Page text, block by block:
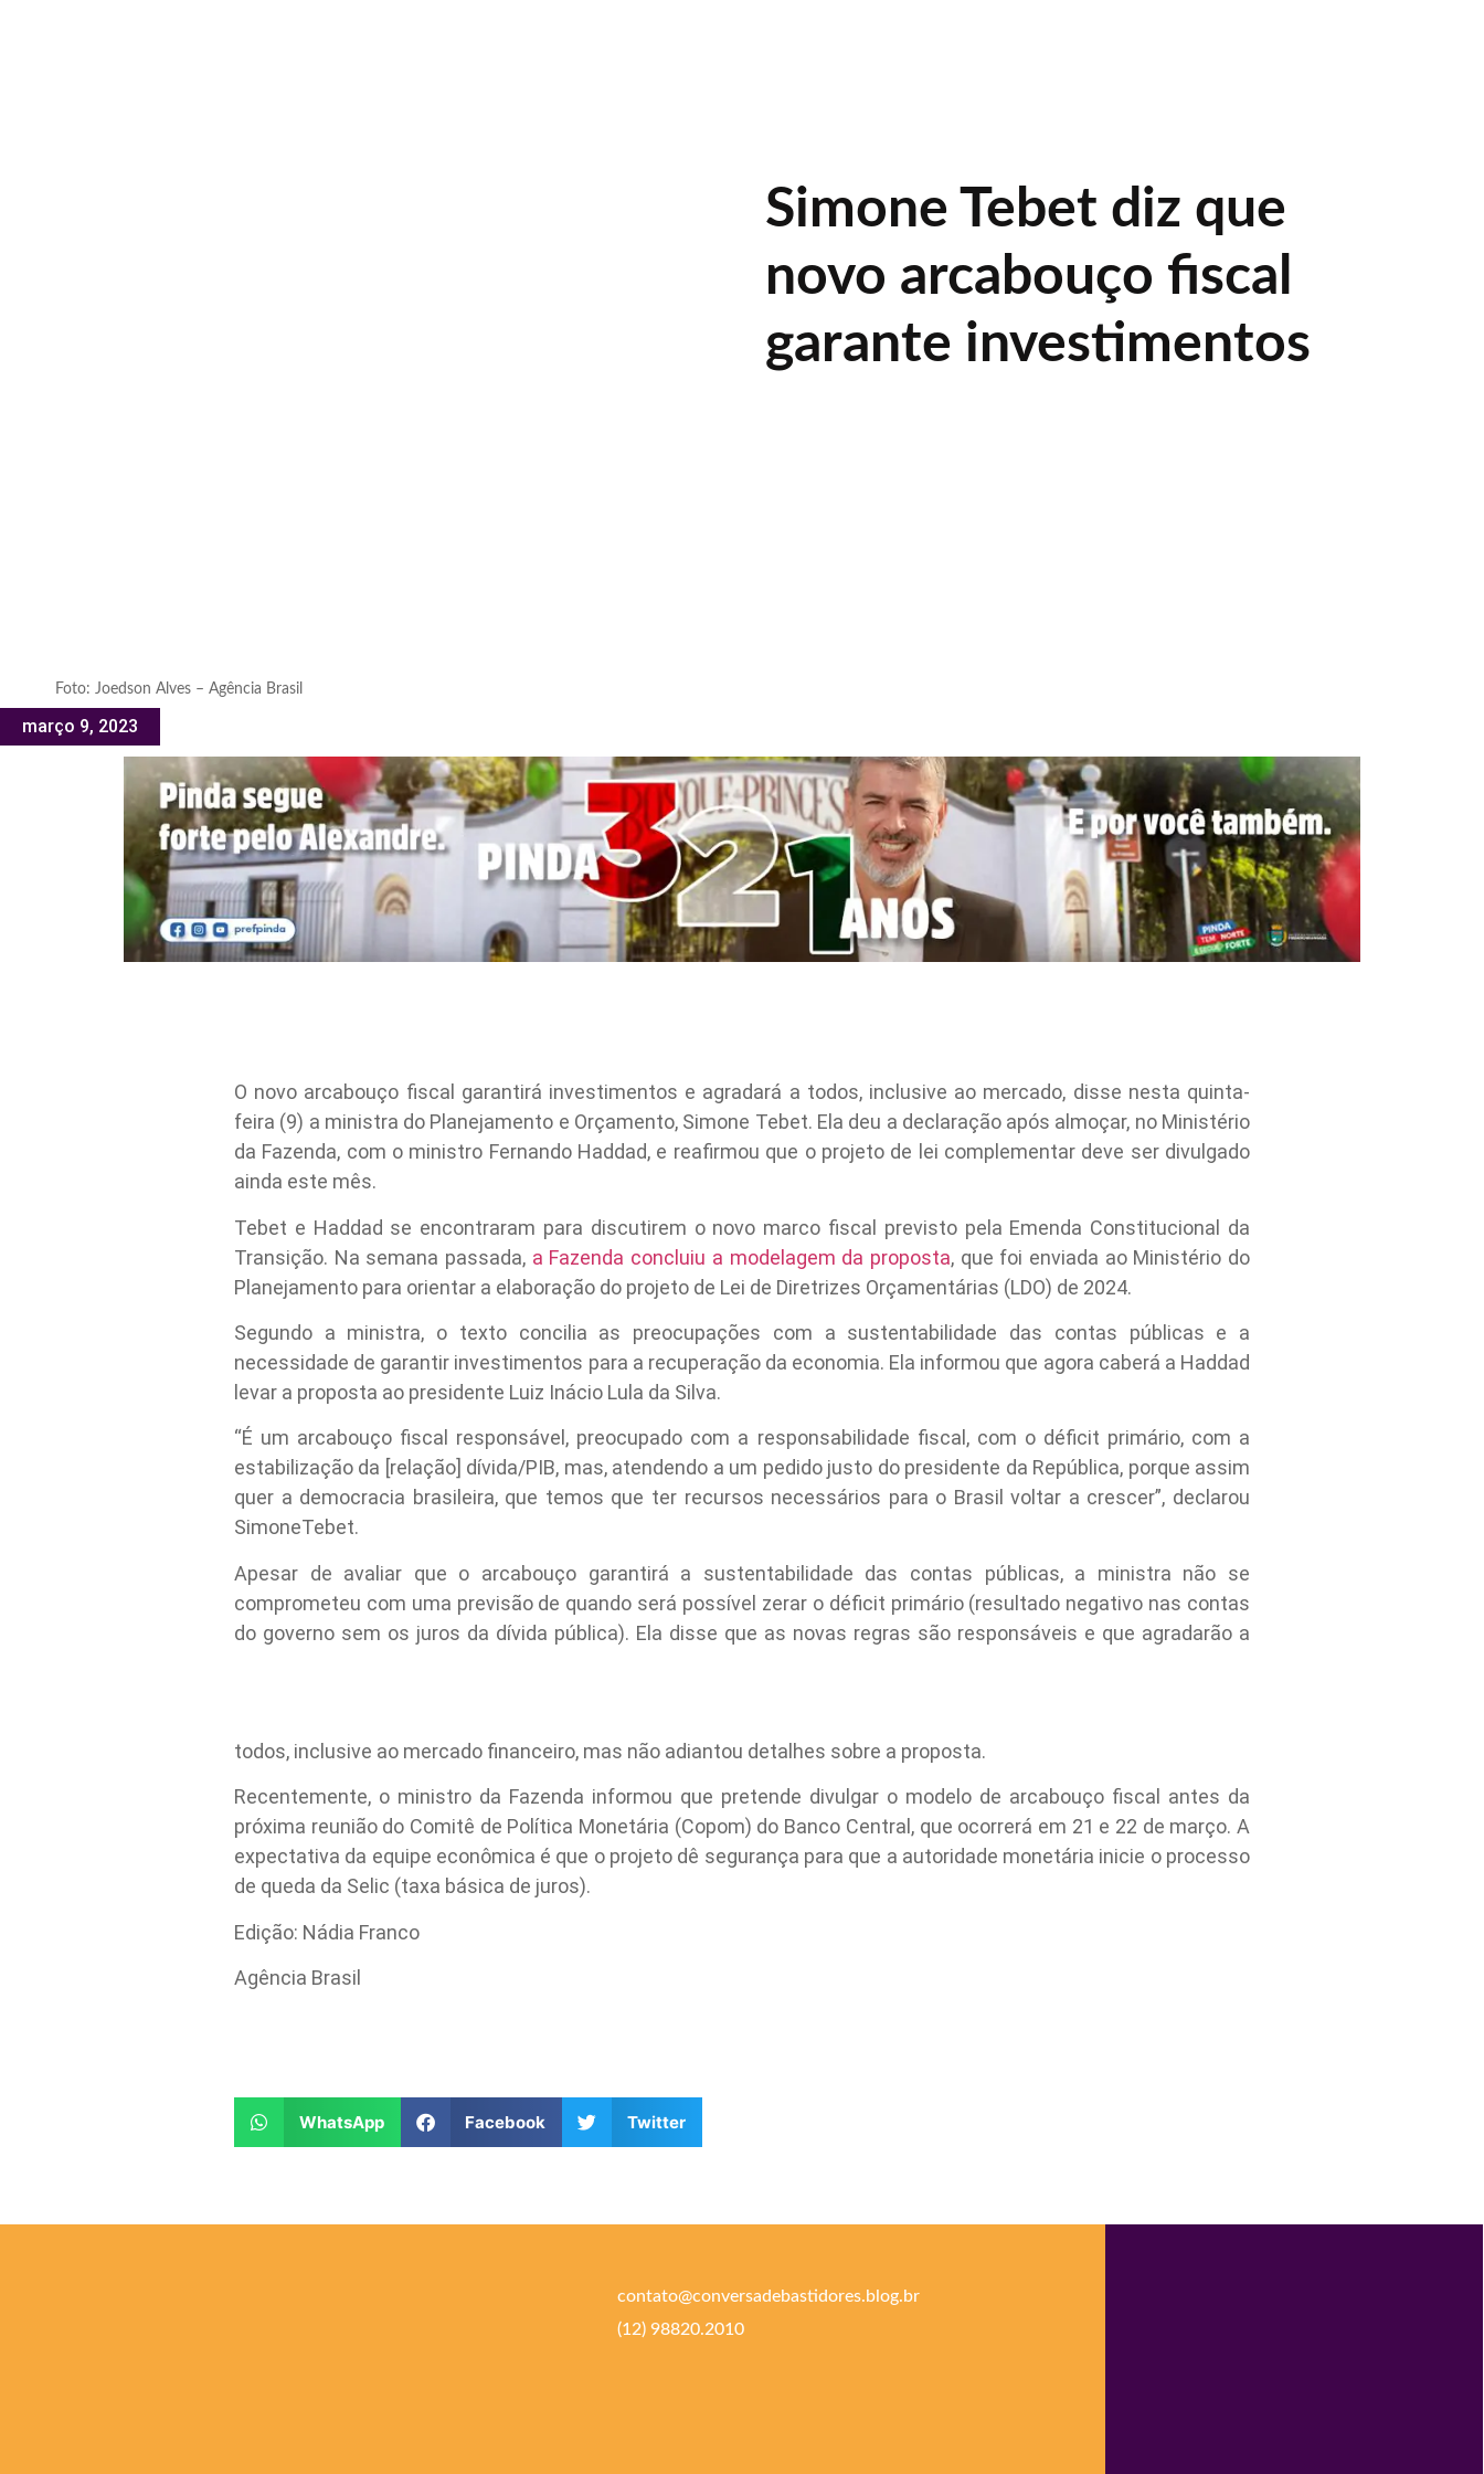
Foto: Joedson Alves – Agência Brasil
março 9, 2023
Simone Tebet diz que
novo arcabouço fiscal
garante investimentos
O novo arcabouço fiscal garantirá investimentos e agradará a todos, inclusive ao mercado, disse nesta quinta-
feira (9) a ministra do Planejamento e Orçamento, Simone Tebet. Ela deu a declaração após almoçar, no Ministério
da Fazenda, com o ministro Fernando Haddad, e reafirmou que o projeto de lei complementar deve ser divulgado
ainda este mês.
Tebet e Haddad se encontraram para discutirem o novo marco fiscal previsto pela Emenda Constitucional da
Transição. Na semana passada, a Fazenda concluiu a modelagem da proposta, que foi enviada ao Ministério do
Planejamento para orientar a elaboração do projeto de Lei de Diretrizes Orçamentárias (LDO) de 2024.
Segundo a ministra, o texto concilia as preocupações com a sustentabilidade das contas públicas e a
necessidade de garantir investimentos para a recuperação da economia. Ela informou que agora caberá a Haddad
levar a proposta ao presidente Luiz Inácio Lula da Silva.
“É um arcabouço fiscal responsável, preocupado com a responsabilidade fiscal, com o déficit primário, com a
estabilização da [relação] dívida/PIB, mas, atendendo a um pedido justo do presidente da República, porque assim
quer a democracia brasileira, que temos que ter recursos necessários para o Brasil voltar a crescer”, declarou
SimoneTebet.
Apesar de avaliar que o arcabouço garantirá a sustentabilidade das contas públicas, a ministra não se
comprometeu com uma previsão de quando será possível zerar o déficit primário (resultado negativo nas contas
do governo sem os juros da dívida pública). Ela disse que as novas regras são responsáveis e que agradarão a
todos, inclusive ao mercado financeiro, mas não adiantou detalhes sobre a proposta.
Recentemente, o ministro da Fazenda informou que pretende divulgar o modelo de arcabouço fiscal antes da
próxima reunião do Comitê de Política Monetária (Copom) do Banco Central, que ocorrerá em 21 e 22 de março. A
expectativa da equipe econômica é que o projeto dê segurança para que a autoridade monetária inicie o processo
de queda da Selic (taxa básica de juros).
Edição: Nádia Franco
Agência Brasil
WhatsApp Facebook Twitter
contato@conversadebastidores.blog.br
(12) 98820.2010